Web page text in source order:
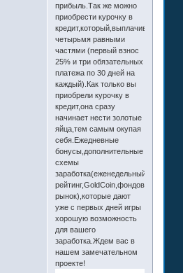
прибыль.Так же можно
приобрести курочку в
кредит,который,выплачивается
четырьмя равными
частями (первый взнос
25% и три обязательных
платежа по 30 дней на
каждый).Как только вы
приобрели курочку в
кредит,она сразу
начинает нести золотые
яйца,тем самым окупая
себя.Ежедневные
бонусы,дополнительные
схемы
заработка(еженедельный
рейтинг,GoldCoin,фондовый
рынок),которые дают
уже с первых дней игры
хорошую возможность
для вашего
заработка.Ждем вас в
нашем замечательном
проекте!